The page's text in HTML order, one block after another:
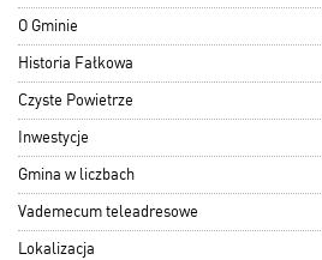
O Gminie
Historia Fałkowa
Czyste Powietrze
Inwestycje
Gmina w liczbach
Vademecum teleadresowe
Lokalizacja